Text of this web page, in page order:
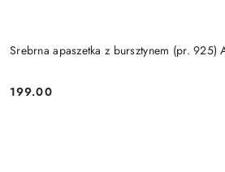
Srebrna apaszetka z bursztynem (pr. 925)
Cena:
199.00